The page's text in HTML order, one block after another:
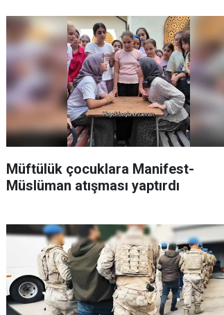
Müftülük çocuklara Manifest-
Müslüman atışması yaptırdı